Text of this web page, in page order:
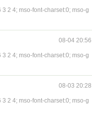
2 4; mso-font-charset:0; mso-g
08-04 20:56
2 4; mso-font-charset:0; mso-g
08-03 20:28
2 4; mso-font-charset:0; mso-g